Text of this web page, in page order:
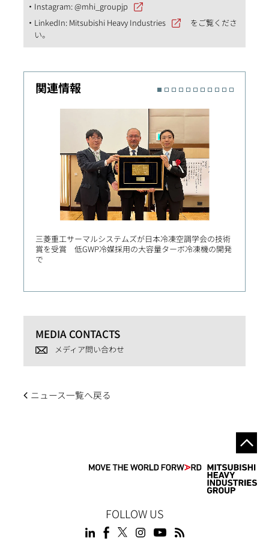
Instagram:@mhi_groupjp
LinkedIn: Mitsubishi Heavy Industries
をご覧くださ
い。
関連情報
三菱重工サーマルシステムズが日本冷凍空調学会の技術
賞を受賞 低GWP冷媒採用の大容量ターボ冷凍機の開発
で
MEDIA CONTACTS
メディア問い合わせ
ニュース一覧へ戻る
FOLLOW US